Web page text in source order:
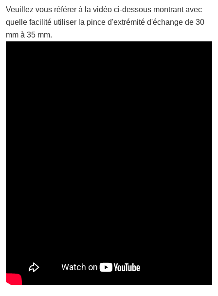
Veuillez vous référer à la vidéo ci-dessous montrant avec
quelle facilité utiliser la pince d'extrémité d'échange de 30
mm à 35 mm.